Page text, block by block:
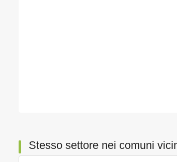
Stesso settore nei comuni